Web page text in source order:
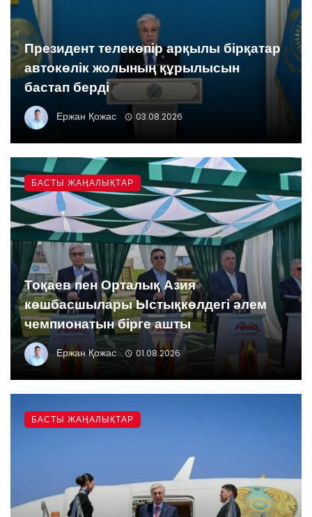
Президент телекөпір арқылы бірқатар
автокөлік жолының құрылысын
бастап берді
Ержан Қожас 03.08.2026
Тоқаев пен Орталық Азия
көшбасшылары Ыстықкөлдегі әлем
чемпионатын бірге ашты
Ержан Қожас 01.08.2026
БАСТЫ ЖАҢАЛЫҚТАР
БАСТЫ ЖАҢАЛЫҚТАР